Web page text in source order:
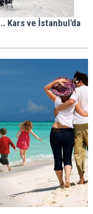
Kars ve İstanbul'da